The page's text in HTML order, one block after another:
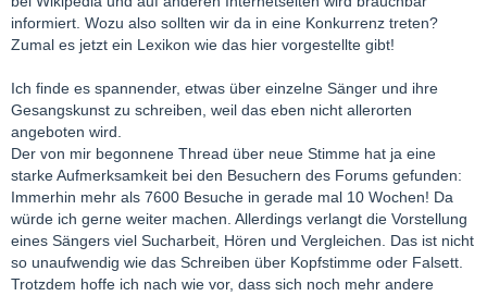
informiert. Wozu also sollten wir da in eine Konkurrenz treten?
Zumal es jetzt ein Lexikon wie das hier vorgestellte gibt!
Ich finde es spannender, etwas über einzelne Sänger und ihre
Gesangskunst zu schreiben, weil das eben nicht allerorten
angeboten wird.
Der von mir begonnene Thread über neue Stimme hat ja eine
starke Aufmerksamkeit bei den Besuchern des Forums gefunden:
Immerhin mehr als 7600 Besuche in gerade mal 10 Wochen! Da
würde ich gerne weiter machen. Allerdings verlangt die Vorstellung
eines Sängers viel Sucharbeit, Hören und Vergleichen. Das ist nicht
so unaufwendig wie das Schreiben über Kopfstimme oder Falsett.
Trotzdem hoffe ich nach wie vor, dass sich noch mehr andere